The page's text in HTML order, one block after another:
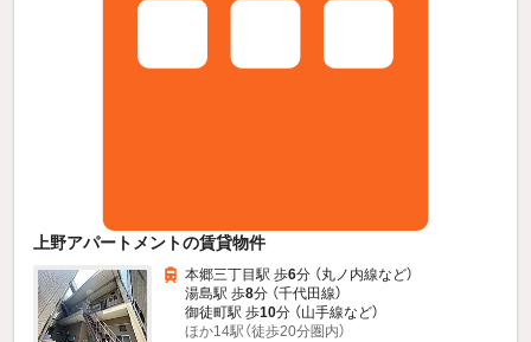
上野アパートメントの賃貸物件
本郷三丁目駅 歩6分 （丸ノ内線など）
湯島駅 歩8分 （千代田線）
御徒町駅 歩10分 （山手線など）
ほか14駅（徒歩20分圏内）